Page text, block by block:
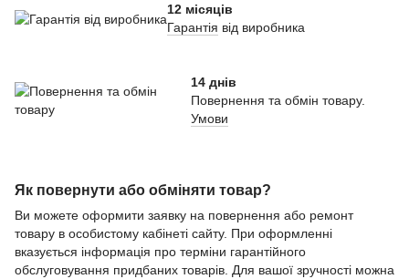
12 місяців
Гарантія від виробника
14 днів
Повернення та обмін товару.
Умови
Як повернути або обміняти товар?
Ви можете оформити заявку на повернення або ремонт
товару в особистому кабінеті сайту. При оформленні
вказується інформація про терміни гарантійного
обслуговування придбаних товарів. Для вашої зручності можна